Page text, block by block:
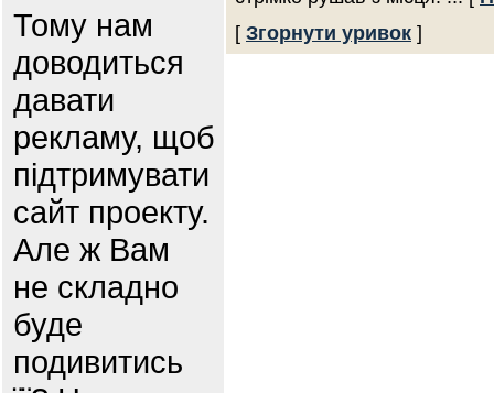
Тому нам
доводиться
давати
рекламу, щоб
підтримувати
сайт проекту.
Але ж Вам
не складно
буде
подивитись
[ Згорнути уривок ]